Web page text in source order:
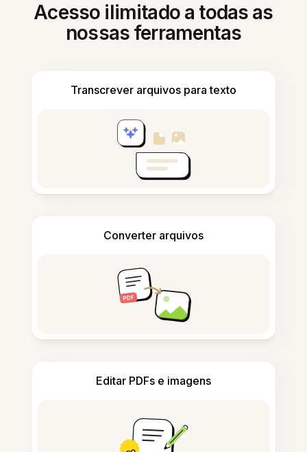
Acesso ilimitado a todas as
nossas ferramentas
Transcrever arquivos para texto
Converter arquivos
Editar PDFs e imagens